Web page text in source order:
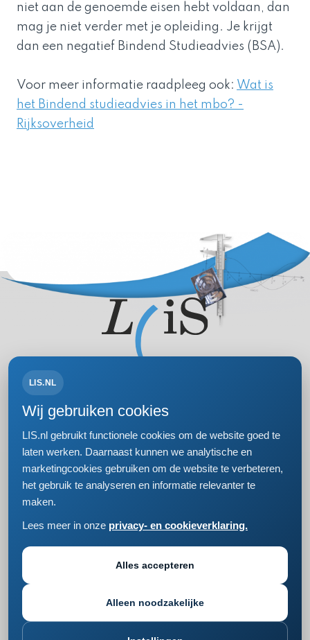
niet aan de genoemde eisen hebt voldaan, dan
mag je niet verder met je opleiding. Je krijgt
dan een negatief Bindend Studieadvies (BSA).
Voor meer informatie raadpleeg ook: Wat is
het Bindend studieadvies in het mbo? -
Rijksoverheid
Volg ons op:
Bezoek- en postadres
Einsteinweg 61
2333 CC Leiden
+31 (0)71 5681168
Privacy- en cookieverklaring
Responsible disclosure
LIS.NL
Wij gebruiken cookies
LIS.nl gebruikt functionele cookies om de website goed te
laten werken. Daarnaast kunnen we analytische en
marketingcookies gebruiken om de website te verbeteren,
het gebruik te analyseren en informatie relevanter te
maken.
Lees meer in onze privacy- en cookieverklaring.
Alles accepteren
Alleen noodzakelijke